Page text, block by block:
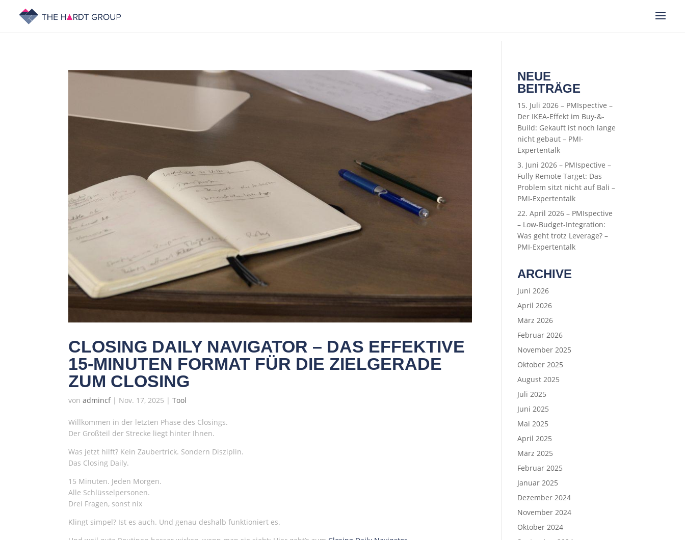
CLOSING DAILY NAVIGATOR – DAS EFFEKTIVE
15-MINUTEN FORMAT FÜR DIE ZIELGERADE
ZUM CLOSING
vonadmincf| Nov. 17, 2025 |Tool
Willkommen in der letzten Phase des Closings.
Der Großteil der Strecke liegt hinter Ihnen.
Was jetzt hilft? Kein Zaubertrick. Sondern Disziplin.
Das Closing Daily.
15 Minuten. Jeden Morgen.
Alle Schlüsselpersonen.
Drei Fragen, sonst nix
Klingt simpel? Ist es auch. Und genau deshalb funktioniert es.
NEUE
BEITRÄGE
15. Juli 2026 – PMIspective –
Der IKEA-Effekt im Buy-&-
Build: Gekauft ist noch lange
nicht gebaut – PMI-
Expertentalk
3. Juni 2026 – PMIspective –
Fully Remote Target: Das
Problem sitzt nicht auf Bali –
PMI-Expertentalk
22. April 2026 – PMIspective
– Low-Budget-Integration:
Was geht trotz Leverage? –
PMI-Expertentalk
ARCHIVE
Juni 2026
April 2026
März 2026
Februar 2026
November 2025
Oktober 2025
August 2025
Juli 2025
Juni 2025
Mai 2025
April 2025
März 2025
Februar 2025
Januar 2025
Dezember 2024
November 2024
Oktober 2024